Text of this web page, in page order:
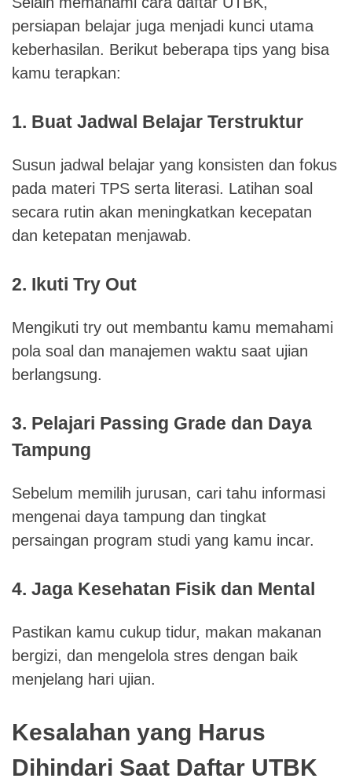
persiapan belajar juga menjadi kunci utama
keberhasilan. Berikut beberapa tips yang bisa
kamu terapkan:
1. Buat Jadwal Belajar Terstruktur
Susun jadwal belajar yang konsisten dan fokus
pada materi TPS serta literasi. Latihan soal
secara rutin akan meningkatkan kecepatan
dan ketepatan menjawab.
2. Ikuti Try Out
Mengikuti try out membantu kamu memahami
pola soal dan manajemen waktu saat ujian
berlangsung.
3. Pelajari Passing Grade dan Daya
Tampung
Sebelum memilih jurusan, cari tahu informasi
mengenai daya tampung dan tingkat
persaingan program studi yang kamu incar.
4. Jaga Kesehatan Fisik dan Mental
Pastikan kamu cukup tidur, makan makanan
bergizi, dan mengelola stres dengan baik
menjelang hari ujian.
Kesalahan yang Harus
Dihindari Saat Daftar UTBK